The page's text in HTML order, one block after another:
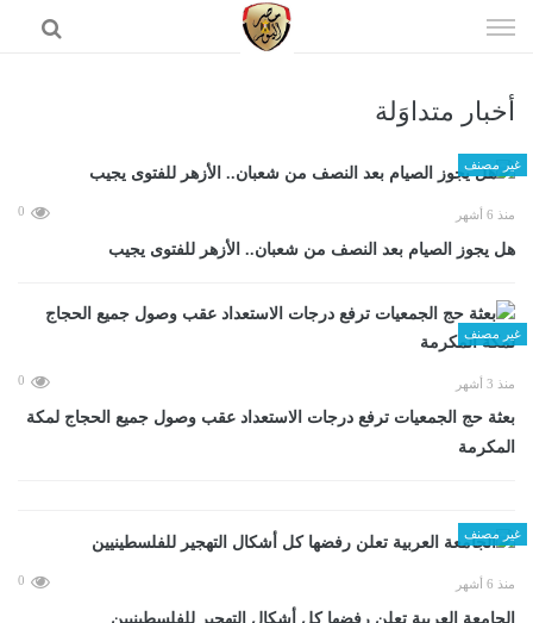
الى
أخبار متداوَلة
غير مصنف
منذ 6 أشهر 0
هل يجوز الصيام بعد النصف من شعبان.. الأزهر للفتوى يجيب
غير مصنف
منذ 3 أشهر 0
بعثة حج الجمعيات ترفع درجات الاستعداد عقب وصول جميع الحجاج لمكة
المكرمة
غير مصنف
منذ 6 أشهر 0
الجامعة العربية تعلن رفضها كل أشكال التهجير للفلسطينيين